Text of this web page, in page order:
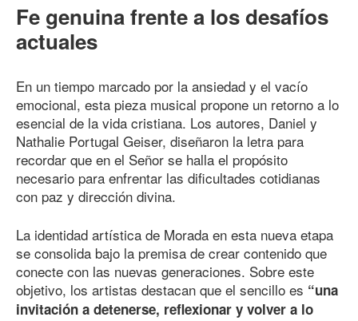
Fe genuina frente a los desafíos
actuales
En un tiempo marcado por la ansiedad y el vacío
emocional, esta pieza musical propone un retorno a lo
esencial de la vida cristiana. Los autores, Daniel y
Nathalie Portugal Geiser, diseñaron la letra para
recordar que en el Señor se halla el propósito
necesario para enfrentar las dificultades cotidianas
con paz y dirección divina.
La identidad artística de Morada en esta nueva etapa
se consolida bajo la premisa de crear contenido que
conecte con las nuevas generaciones. Sobre este
objetivo, los artistas destacan que el sencillo es “una
invitación a detenerse, reflexionar y volver a lo